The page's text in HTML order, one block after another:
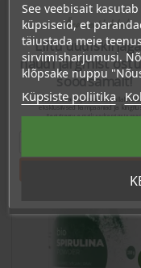
Lisa Ostukorvi
See veebisait
küpsiseid, et
täiustada meie
sirvimisharjumusi.
klõpsake nuppu
Küpsiste poliitika
Ära veel lahku!
Liitu
naudi järgmist
soodsamalt!
Sind ootavad spetsiaalsed
eksklusiivsed kampaaniad ja
Registreeru e-maili aadressiga ja